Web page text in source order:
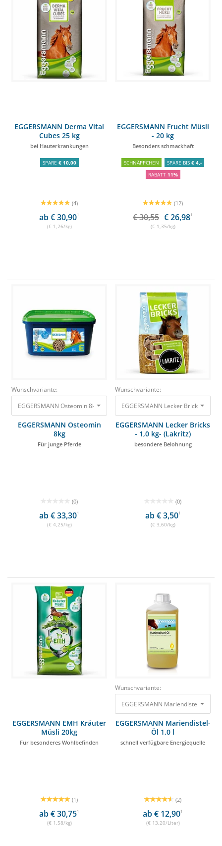
EGGERSMANN Derma Vital
Cubes 25 kg
bei Hauterkrankungen
SPARE € 10,00
(4)
ab € 30,901
(€ 1,26/kg)
EGGERSMANN Frucht Müsli
- 20 kg
Besonders schmackhaft
SCHNÄPPCHEN SPARE BIS € 4,-
RABATT 11%
(12)
€ 30,55 € 26,981
(€ 1,35/kg)
Wunschvariante:
EGGERSMANN Osteomin 8kg Für junge Pferde 34,00 €
EGGERSMANN Osteomin
8kg
Für junge Pferde
(0)
ab € 33,301
(€ 4,25/kg)
Wunschvariante:
EGGERSMANN Lecker Bricks
- 1,0 kg- (Lakritz)
besondere Belohnung
(0)
ab € 3,501
(€ 3,60/kg)
EGGERSMANN EMH Kräuter
Müsli 20kg
Für besonderes Wohlbefinden
(1)
ab € 30,751
(€ 1,58/kg)
Wunschvariante:
EGGERSMANN Mariendistel-Öl
EGGERSMANN Mariendistel-
Öl 1,0 l
schnell verfügbare Energiequelle
(2)
ab € 12,901
(€ 13,20/Liter)